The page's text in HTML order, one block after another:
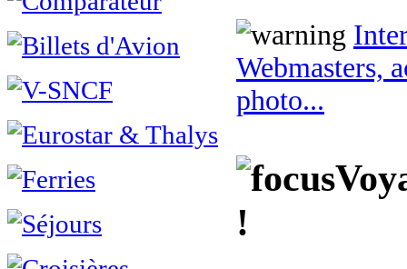
Webmasters,
photo...
!